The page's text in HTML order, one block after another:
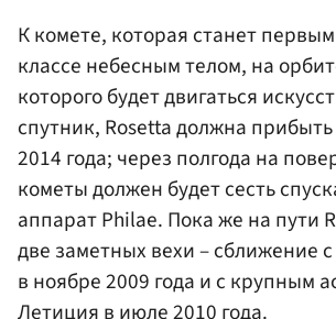
К комете, которая станет
классе небесным телом, на
которого будет двигаться
спутник, Rosetta должна
2014 года; через полгода на
кометы должен будет сесть
аппарат Philae. Пока же на пути
две заметных вехи – сближение
в ноябре 2009 года и с крупным
Летиция в июле 2010 года.